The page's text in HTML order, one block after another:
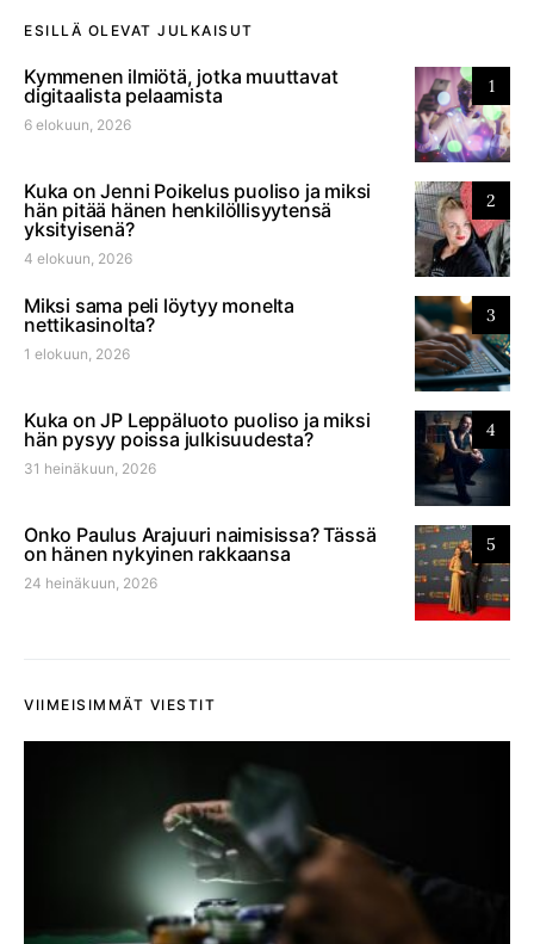
ESILLÄ OLEVAT JULKAISUT
1
Kymmenen ilmiötä, jotka muuttavat
digitaalista pelaamista
6 elokuun, 2026
2
Kuka on Jenni Poikelus puoliso ja miksi
hän pitää hänen henkilöllisyytensä
yksityisenä?
4 elokuun, 2026
3
Miksi sama peli löytyy monelta
nettikasinolta?
1 elokuun, 2026
4
Kuka on JP Leppäluoto puoliso ja miksi
hän pysyy poissa julkisuudesta?
31 heinäkuun, 2026
5
Onko Paulus Arajuuri naimisissa? Tässä
on hänen nykyinen rakkaansa
24 heinäkuun, 2026
VIIMEISIMMÄT VIESTIT